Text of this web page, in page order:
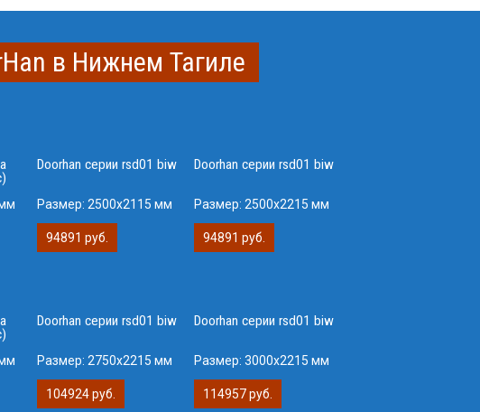
в Нижнем Тагиле
Doorhan серии rsd01 biw
Размер:2500х2115 мм
94891 руб.
Doorhan серии rsd01 biw
Размер:2500х2215 мм
94891 руб.
Doorhan серии rsd01 biw
Размер:2750х2215 мм
104924 руб.
Doorhan серии rsd01 biw
Размер:3000х2215 мм
114957 руб.